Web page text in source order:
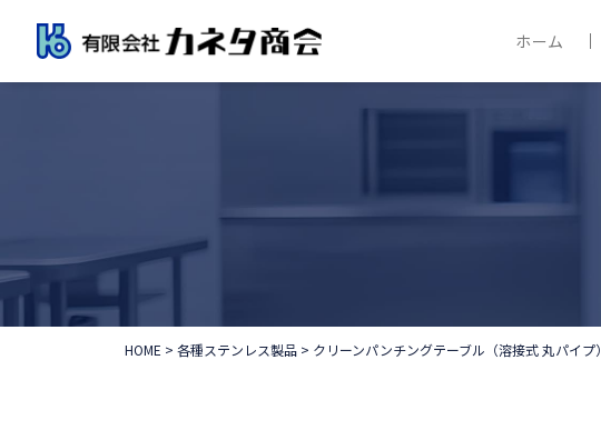
ホーム
HOME > 各種ステンレス製品 > クリーンパンチングテーブル（溶接式 丸パイプ）